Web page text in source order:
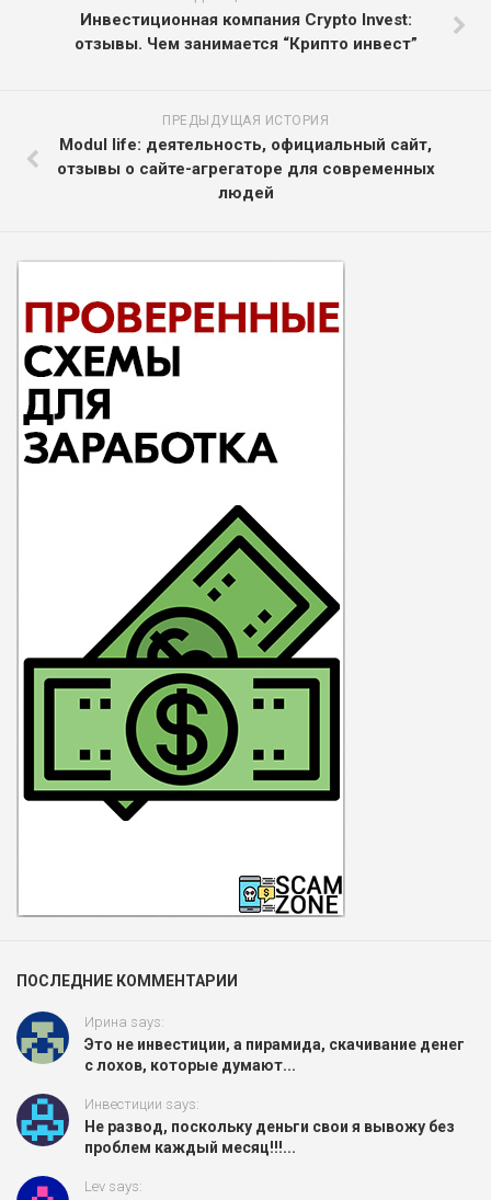
Инвестиционная компания Crypto Invest:
отзывы. Чем занимается “Крипто инвест”
ПРЕДЫДУЩАЯ ИСТОРИЯ
Modul life: деятельность, официальный сайт,
отзывы о сайте-агрегаторе для современных
людей
ПОСЛЕДНИЕ КОММЕНТАРИИ
Ирина says:
Это не инвестиции, а пирамида, скачивание денег
с лохов, которые думают...
Инвестиции says:
Не развод, поскольку деньги свои я вывожу без
проблем каждый месяц!!!...
Lev says: